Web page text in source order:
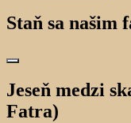
Staň sa našim
Jeseň medzi
Fatra)